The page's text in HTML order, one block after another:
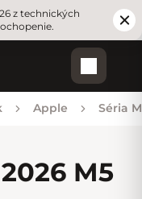
z technických
Apple Séria
M5